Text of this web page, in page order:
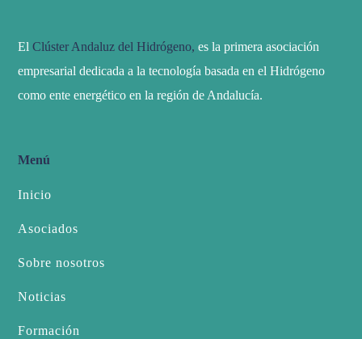
El Clúster Andaluz del Hidrógeno, es la primera asociación
empresarial dedicada a la tecnología basada en el Hidrógeno
como ente energético en la región de Andalucía.
Menú
Inicio
Asociados
Sobre nosotros
Noticias
Formación